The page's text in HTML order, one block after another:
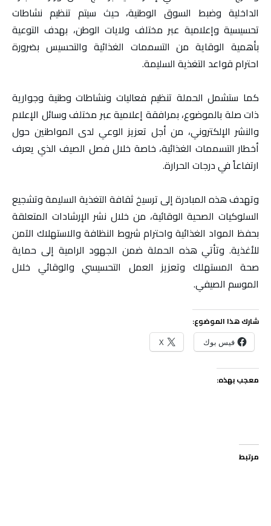
الداخلية وضبط السوق الوطنية، حيث سيتم تنظيم نشاطات
تحسيسية وإعلامية عبر مختلف ولايات الوطن، بهدف التوعية
بأهمية الوقاية من التسممات الغذائية والتحسيس بضرورة
احترام قواعد التغذية السليمة.
كما ستشمل الحملة تنظيم فعاليات ونشاطات وطنية وجوارية
ذات صلة بالموضوع، بمرافقة إعلامية عبر مختلف وسائل الإعلام
والنشر الإلكتروني، من أجل تعزيز الوعي لدى المواطنين حول
أخطار التسممات الغذائية، خاصة خلال فصل الصيف الذي يعرف
ارتفاعاً في درجات الحرارة.
وتهدف هذه المبادرة إلى ترسيخ ثقافة التغذية السليمة وتشجيع
السلوكيات الصحية الوقائية، من خلال نشر الإرشادات المتعلقة
بحفظ المواد الغذائية واحترام شروط النظافة والاستهلاك الآمن
للأغذية. وتأتي هذه الحملة ضمن الجهود الرامية إلى حماية
صحة المستهلك وتعزيز العمل التحسيسي والوقائي خلال
الموسم الصيفي.
شارك هذا الموضوع:
فيس بوك X
معجب بهذه:
مرتبط